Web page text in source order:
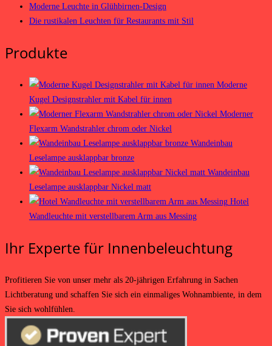
Moderne Leuchte in Glühbirnen-Design
Die rustikalen Leuchten für Restaurants mit Stil
Produkte
Moderne
Kugel Designstrahler mit Kabel für innen
Moderner
Flexarm Wandstrahler chrom oder Nickel
Wandeinbau
Leselampe ausklappbar bronze
Wandeinbau
Leselampe ausklappbar Nickel matt
Hotel
Wandleuchte mit verstellbarem Arm aus Messing
Ihr Experte für Innenbeleuchtung
Profitieren Sie von unser mehr als 20-jährigen Erfahrung in Sachen
Lichtberatung und schaffen Sie sich ein einmaliges Wohnambiente, in dem
Sie sich wohlfühlen.